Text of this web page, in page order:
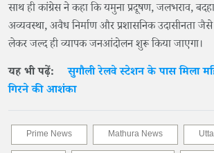
साथ ही कांग्रेस ने कहा कि यमुना प्रदूषण, जलभराव,
अव्यवस्था, अवैध निर्माण और प्रशासनिक उदासीनता
लेकर जल्द ही व्यापक जनआंदोलन शुरू किया जाएगा।
यह भी पढ़ें:सुगौली रेलवे स्टेशन के पास मिला
गिरने की आशंका
Prime News Mathura News